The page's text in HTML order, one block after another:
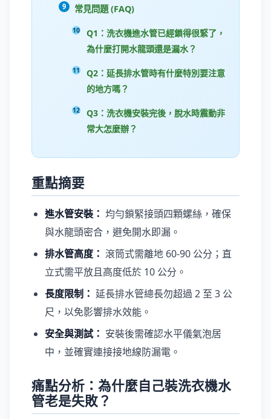
常見問題 (FAQ)
Q1：洗衣機進水管已經鎖得很緊了，
為什麼打開水龍頭還是漏水？
Q2：延長排水管時有什麼特別要注意
的地方嗎？
Q3：洗衣機安裝完後，脫水時震動非
常大怎麼辦？
重點摘要
進水管安裝： 均勻鎖緊接頭四顆螺絲，確保
與水龍頭密合，避免開水即漏。
排水管高度： 滾筒式需離地 60-90 公分；直
立式需平放且高度低於 10 公分。
長度限制： 延長排水管總長勿超過 2 至 3 公
尺，以免影響排水效能。
安全與測試： 安裝後需確認水平儀氣泡居
中，並確實連接接地線防漏電。
痛點分析：為什麼自己裝洗衣機水
管老是失敗？